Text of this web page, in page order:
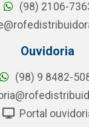
(98) 2106-
Ouvidoria
(98) 9 8482-
Portal